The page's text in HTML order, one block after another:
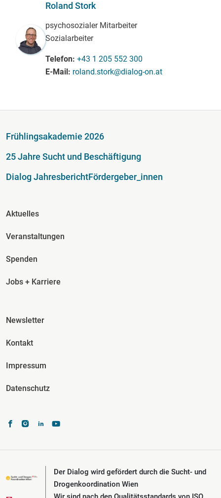
Roland Stork
psychosozialer Mitarbeiter
Sozialarbeiter
Telefon +43 1 205 552 300
E-Mail roland.stork@dialog-on.at
Fußzeile
Frühlingsakademie 2026
25 Jahre Sucht und Beschäftigung
Dialog JahresberichtFördergeber_innen
Fusszeile Spalte 2
Aktuelles
Veranstaltungen
Spenden
Jobs + Karriere
Fusszeile Spalte 3
Newsletter
Kontakt
Impressum
Datenschutz
Der Dialog wird gefördert durch die Sucht- und
Drogenkoordination Wien